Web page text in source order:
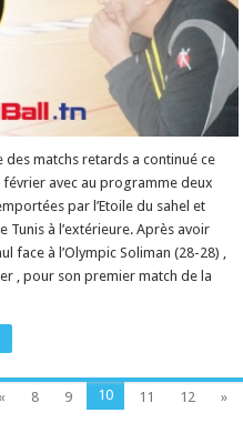
des matchs retards a continué ce
février avec au programme deux
par l’Etoile du sahel et
Tunis à l’extérieure. Après avoir
face à l’Olympic Soliman (28-28) ,
, pour son premier match de la
« 8 9 10 11 12 »